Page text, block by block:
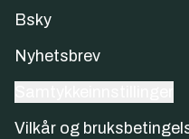
Bsky
Nyhetsbrev
Vilkår og